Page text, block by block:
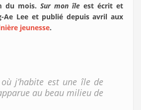
du mois. Sur mon île est écrit et
Ae Lee et publié depuis avril aux
jeunesse.
j’habite est une île de
au beau milieu de